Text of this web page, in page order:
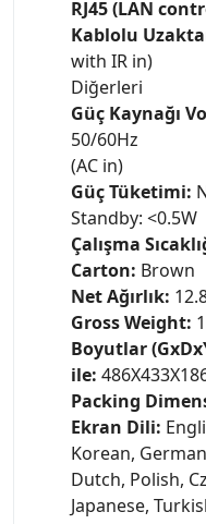
RJ45 (LAN
Kablolu
with IR in)
Diğerleri
Güç Kaynağı
50/60Hz
(AC in)
Güç Tüketimi:
Standby: <0.5W
Çalışma
Carton: Brown
Net Ağırlık:
Gross Weight:
Boyutlar
ile:
Packing
Ekran Dili:
Korean,
Dutch, Polish,
Japanese,